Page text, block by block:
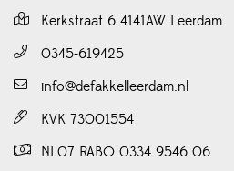
Kerkstraat 6 4141AW Leerdam
0345-619425
info@defakkelleerdam.nl
KVK 73001554
NL07 RABO 0334 9546 06